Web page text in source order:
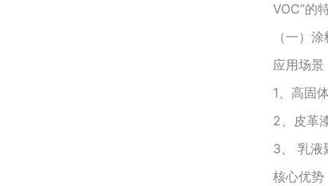
VOC”的
（一）
应用场景
1、高固
2、皮革
3、 乳液
核心优势